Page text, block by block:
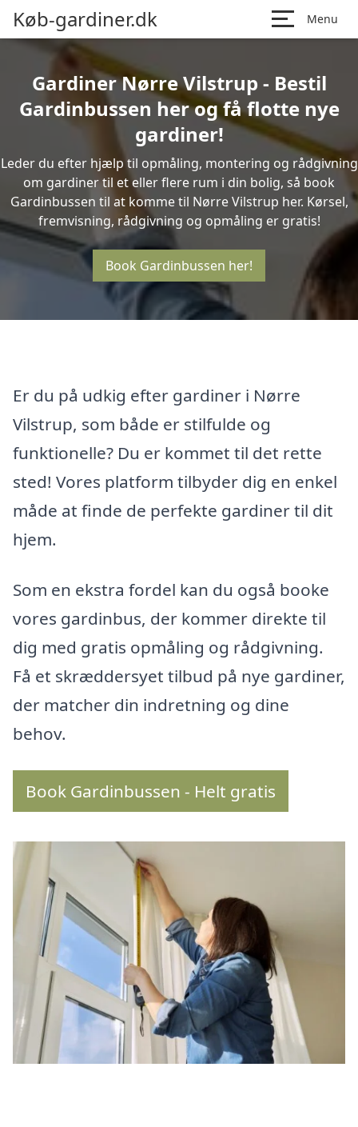
Køb-gardiner.dk Menu
Gardiner Nørre Vilstrup - Bestil
Gardinbussen her og få flotte nye
gardiner!
Leder du efter hjælp til opmåling, montering og rådgivning
om gardiner til et eller flere rum i din bolig, så book
Gardinbussen til at komme til Nørre Vilstrup her. Kørsel,
fremvisning, rådgivning og opmåling er gratis!
Book Gardinbussen her!
Er du på udkig efter gardiner i Nørre
Vilstrup, som både er stilfulde og
funktionelle? Du er kommet til det rette
sted! Vores platform tilbyder dig en enkel
måde at finde de perfekte gardiner til dit
hjem.
Som en ekstra fordel kan du også booke
vores gardinbus, der kommer direkte til
dig med gratis opmåling og rådgivning.
Få et skræddersyet tilbud på nye gardiner,
der matcher din indretning og dine
behov.
Book Gardinbussen - Helt gratis